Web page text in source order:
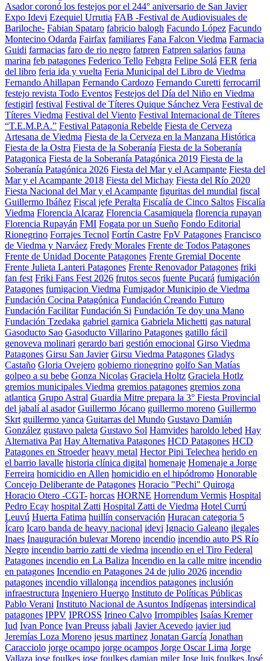
Asador coronó los festejos por el 244° aniversario de San Javier
Expo Idevi Ezequiel Urrutia FAB -Festival de Audiovisuales de
Bariloche- Fabian Spataro fabricio balogh Facundo López Facundo
Montecino Odarda Fairfax familiares Fana Falcon Viedma Farmacia
Guidi farmacias faro de rio negro fatpren Fatpren salarios fauna
marina feb patagones Federico Tello Fehgra Felipe Solá FER feria
del libro feria ida y vuelta Feria Municipal del Libro de Viedma
Fernando Ahillapan Fernando Cardozo Fernando Curetti ferrocarril
festejo revista Todo Eventos Festejos del Día del Niño en Viedma
festigirl festival Festival de Títeres Quique Sánchez Vera Festival de
Títeres Viedma Festival del Viento Festival Internacional de Títeres
“T.E.M.P.A.” Festival Patagonia Rebelde Fiesta de Cerveza
Artesana de Viedma Fiesta de la Cerveza en la Manzana Histórica
Fiesta de la Ostra Fiesta de la Soberanía Fiesta de la Soberanía
Patagonica Fiesta de la Soberanía Patagónica 2019 Fiesta de la
Soberanía Patagónica 2026 Fiesta del Mar y el Acampante Fiesta del
Mar y el Acampante 2018 Fiesta del Michay Fiesta del Río 2020
Fiesta Nacional del Mar y el Acampante figuritas del mundial fiscal
Guillermo Ibáñez Fiscal jefe Peralta Fiscalía de Cinco Saltos Fiscalía
Viedma Florencia Alcaraz Florencia Casamiquela florencia rupayan
Florencia Rupayán FMI Fogata por un Sueño Fondo Editorial
Rionegrino Forrajes Tecnol Fortín Castre FpV Patagones Francisco
de Viedma y Narváez Fredy Morales Frente de Todos Patagones
Frente de Unidad Docente Patagones Frente Gremial Docente
Frente Julieta Lanteri Patagones Frente Renovador Patagones friki
fan fest Friki Fans Fest 2026 frutos secos fuente Pucará fumigación
Patagones fumigacion Viedma Fumigador Municipio de Viedma
Fundación Cocina Patagónica Fundación Creando Futuro
Fundación Facilitar Fundación Si Fundación Te doy una Mano
Fundación Tzedaka gabriel garnica Gabriela Michetti gas natural
Gasoducto Sao Gasoducto Villarino Patagones gatillo fácil
genoveva molinari gerardo bari gestión emocional Girso Viedma
Patagones Girsu San Javier Girsu Viedma Patagones Gladys
Castaño Gloria Ovejero gobierno rionegrino golfo San Matías
golpeo a su bebe Gonza Nicolas Graciela Holtz Graciela Hotlz
gremios municipales Viedma gremios patagones gremios zona
atlantica Grupo Astral Guardia Mitre prepara la 3° Fiesta Provincial
del jabalí al asador Guillermo Jócano guillermo moreno Guillermo
Skrt guillermo yanca Guitarras del Mundo Gustavo Damián
González gustavo paleta Gustavo Sol Hamvides haroldo lebed Hay
Alternativa Pat Hay Alternativa Patagones HCD Patagones HCD
Patagones en Stroeder heavy metal Hector Pipi Telechea herido en
el barrio lavalle historia clínica digital homenaje Homenaje a Jorge
Ferreira homicidio en Allen homicidio en el hipódromo Honorable
Concejo Deliberante de Patagones Horacio "Pechi" Quiroga
Horacio Otero -CGT- horcas HORNE Horrendum Vermis Hospital
Pedro Ecay hospital Zatti Hospital Zatti de Viedma Hotel Currú
Leuvú Huerta Fatima huillín conservación Huracan categoria 5
Ícaro Icaro banda de heavy nacional idevi Ignacio Galeano ilegales
Inaes Inauguración bulevar Moreno incendio incendio auto PS Río
Negro incendio barrio zatti de viedma incendio en el Tiro Federal
Patagones incendio en La Baliza Incendio en la calle mitre incendio
en patagones Incendio en Patagones 24 de julio 2026 incendio
patagones incendio villalonga incendios patagones inclusión
infraestructura Ingeniero Huergo Instituto de Políticas Públicas
Pablo Verani Instituto Nacional de Asuntos Indígenas intersindical
patagones IPPV IPROSS Irineo Calvo Irrompibles Isaías Kremer
Iud Ivan Ponce Ivan Preuss jabali Javier Acevedo javier iud
Jeremías Loza Moreno jesus martinez Jonatan García Jonathan
Caracciolo jorge ocampo jorge ocampos Jorge Oscar Lima Jorge
Vallaza jose foulkes jose foulkes damian miler Jose luis foulkes José